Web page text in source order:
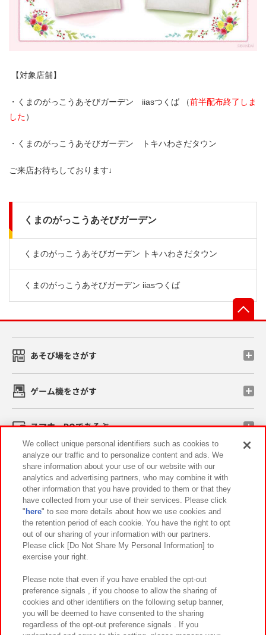
【対象店舗】
・くまのがっこうあそびガーデン iiasつくば （前半配布終了しま
した）
・くまのがっこうあそびガーデン トキハわさだタウン
ご来店お待ちしております♩
くまのがっこうあそびガーデン
くまのがっこうあそびガーデン トキハわさだタウン
くまのがっこうあそびガーデン iiasつくば
あそび場をさがす
ゲーム機をさがす
スマホ・PCであそぶ
イベント・キャンペーン
関連会社 サステナビリティ サイトポリシー
プライバシーポリシー ウェブアクセシビリティ方針と検証結果
お取引先さまとともに
カスタマーハラスメント対応方針 よくあるご質問・お問い合わせ
We collect unique personal identifiers such as cookies to
analyze our traffic and to personalize content and ads. We
share information about your use of our website with our
analytics and advertising partners, who may combine it with
other information that you have provided to them or that they
have collected from your use of their services. Please click
" here" to see more details about how we use cookies and
the retention period of each cookie. You have the right to opt
out of our sharing of your information with our partners.
Please click [Do Not Share My Personal Information] to
exercise your right.
Please note that even if you have enabled the opt-out
preference signals , if you choose to allow the sharing of
cookies and other identifiers on the following setup banner,
you will be deemed to have consented to the sharing
regardless of the opt-out preference signals . If you